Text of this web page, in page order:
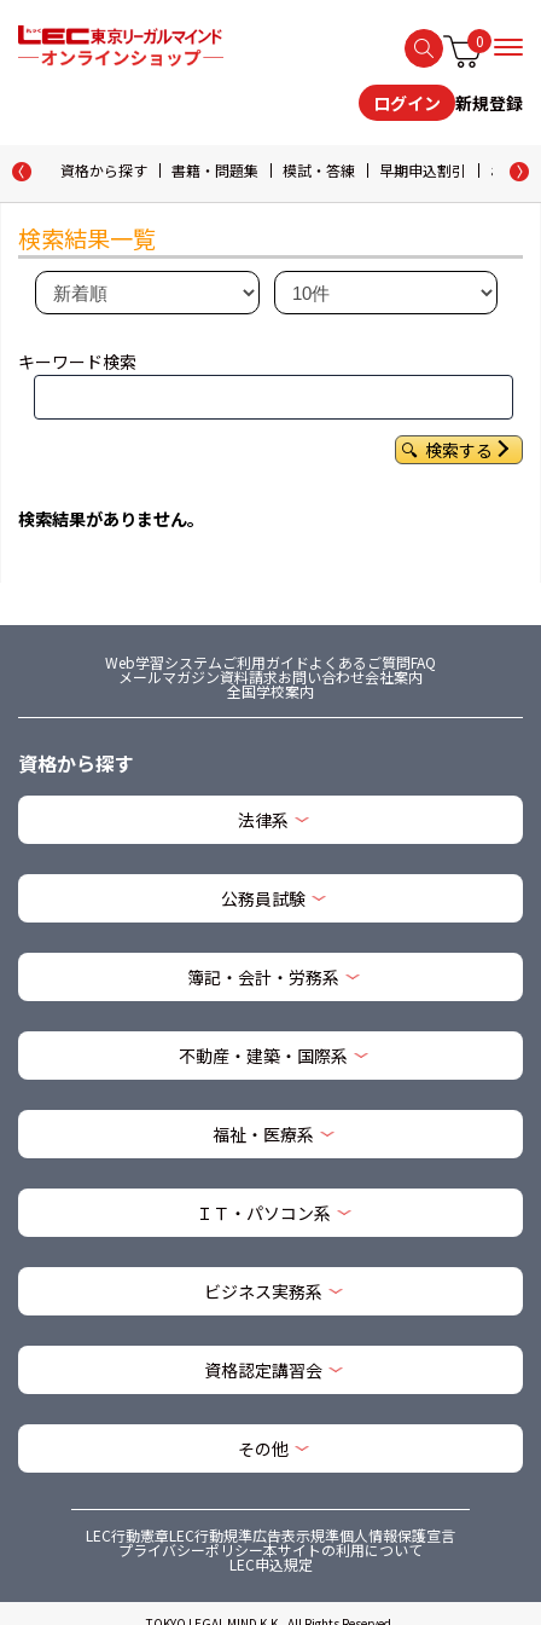
0
ログイン 新規登録
資格から探す 書籍・問題集 模試・答練 早期申込割引 おため
検索結果一覧
キーワード検索
検索する
検索結果がありません。
Web学習システムご利用ガイドよくあるご質問FAQ
メールマガジン資料請求お問い合わせ会社案内
全国学校案内
資格から探す
法律系
公務員試験
簿記・会計・労務系
不動産・建築・国際系
福祉・医療系
ＩＴ・パソコン系
ビジネス実務系
資格認定講習会
その他
LEC行動憲章LEC行動規準広告表示規準個人情報保護宣言
プライバシーポリシー本サイトの利用について
LEC申込規定